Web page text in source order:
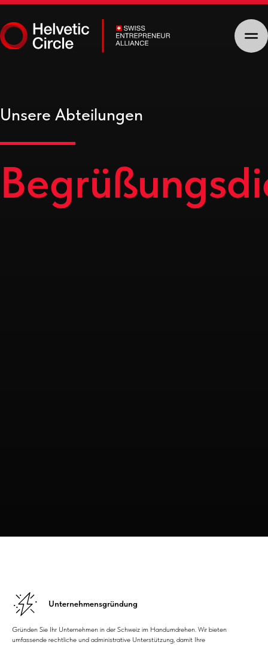
Unternehmensgründung
Gründen Sie Ihr Unternehmen in der Schweiz im Handumdrehen. Wir bieten
umfassende rechtliche und administrative Unterstützung, damit Ihre